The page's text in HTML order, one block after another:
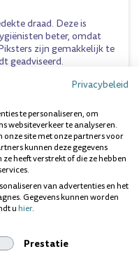
draad. Deze is
beter, omdat
zijn gemakkelijk te
geadviseerd.
en nummer 1 op het
merk bestaat al 21 jaar
Erskine
tandheelkundige
en
een optimale gezonde
Privacybeleid
te personaliseren, om
websiteverkeer te analyseren.
site met onze partners voor
kunnen deze gegevens
heeft verstrekt of die ze hebben
van advertenties en het
Gegevens kunnen worden
uhier.
Prestatie